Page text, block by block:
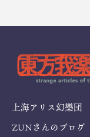
上海アリス幻樂
ZUNさんのブログ